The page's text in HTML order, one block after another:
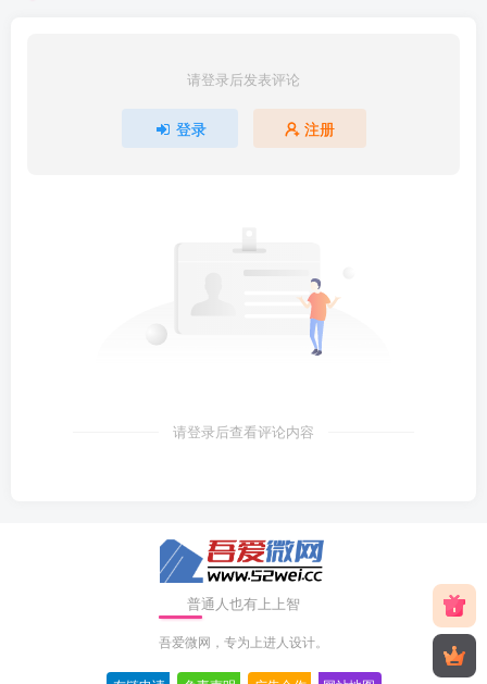
请登录后发表评论
登录 注册
请登录后查看评论内容
普通人也有上上智
吾爱微网，专为上进人设计。